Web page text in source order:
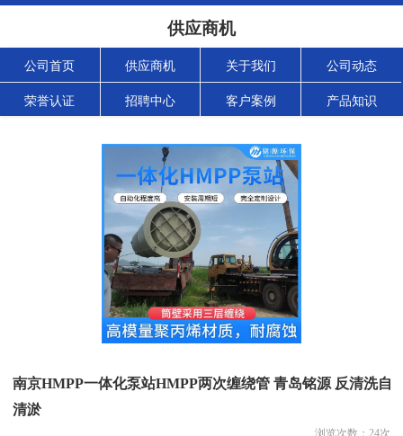
供应商机
公司首页 供应商机 关于我们 公司动态
荣誉认证 招聘中心 客户案例 产品知识
南京HMPP一体化泵站HMPP两次缠绕管 青岛铭源 反清洗自
清淤
浏览次数： 24次